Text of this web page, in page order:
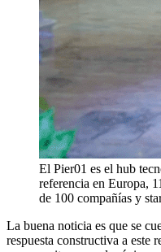
El Pier01 es el hub
referencia en Europa,
de 100 compañías y
La buena noticia es que se
respuesta constructiva a este